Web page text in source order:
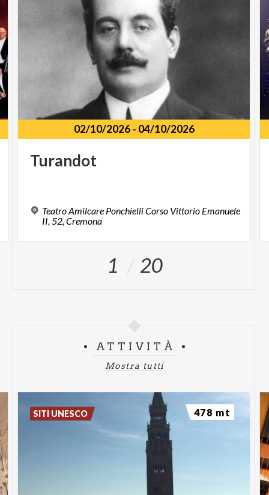
02/10/2026- 04/10/2026
Turandot
Teatro Amilcare Ponchielli Corso Vittorio Emanuele
II, 52, Cremona
1 20
ATTIVITÀ
Mostra tutti
SITI UNESCO 478 mt